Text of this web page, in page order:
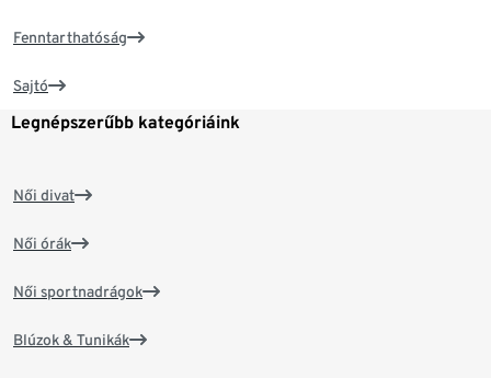
Fenntarthatóság
Sajtó
Legnépszerűbb kategóriáink
Női divat
Női órák
Női sportnadrágok
Blúzok & Tunikák